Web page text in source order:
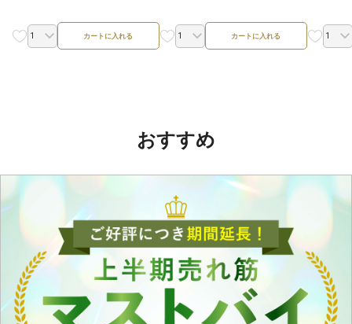
カートに入れる カートに入れる
おすすめ